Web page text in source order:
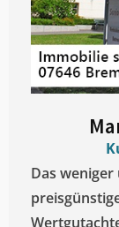
Das